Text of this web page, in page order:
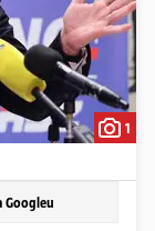
1
Googleu